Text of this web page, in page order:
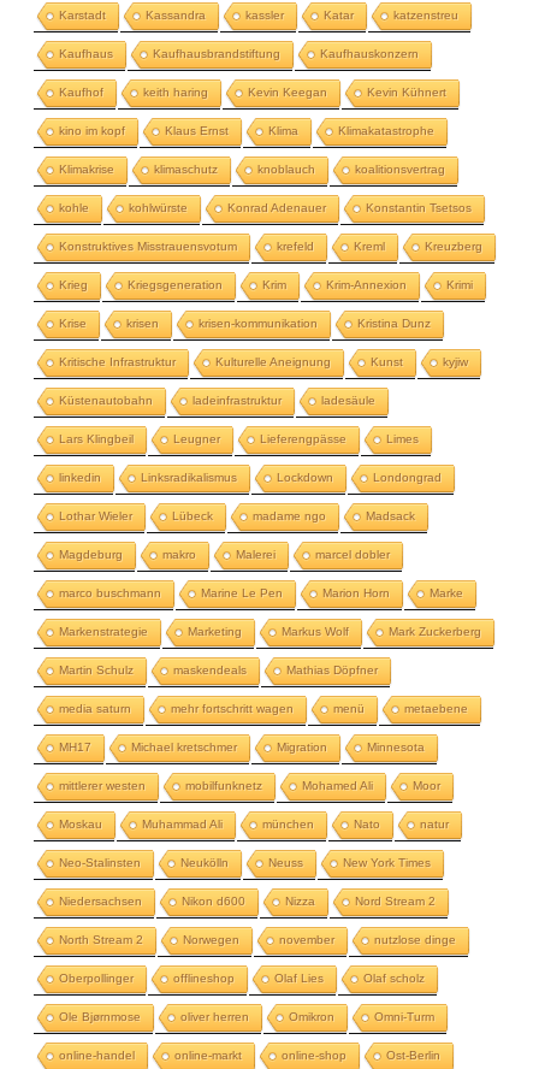
Karstadt Kassandra kassler Katar katzenstreu
Kaufhaus Kaufhausbrandstiftung Kaufhauskonzern
Kaufhof keith haring Kevin Keegan Kevin Kühnert
kino im kopf Klaus Ernst Klima Klimakatastrophe
Klimakrise klimaschutz knoblauch koalitionsvertrag
kohle kohlwürste Konrad Adenauer Konstantin Tsetsos
Konstruktives Misstrauensvotum krefeld Kreml Kreuzberg
Krieg Kriegsgeneration Krim Krim-Annexion Krimi
Krise krisen krisen-kommunikation Kristina Dunz
Kritische Infrastruktur Kulturelle Aneignung Kunst kyjiw
Küstenautobahn ladeinfrastruktur ladesäule
Lars Klingbeil Leugner Lieferengpässe Limes
linkedin Linksradikalismus Lockdown Londongrad
Lothar Wieler Lübeck madame ngo Madsack
Magdeburg makro Malerei marcel dobler
marco buschmann Marine Le Pen Marion Horn Marke
Markenstrategie Marketing Markus Wolf Mark Zuckerberg
Martin Schulz maskendeals Mathias Döpfner
media saturn mehr fortschritt wagen menü metaebene
MH17 Michael kretschmer Migration Minnesota
mittlerer westen mobilfunknetz Mohamed Ali Moor
Moskau Muhammad Ali münchen Nato natur
Neo-Stalinsten Neukölln Neuss New York Times
Niedersachsen Nikon d600 Nizza Nord Stream 2
North Stream 2 Norwegen november nutzlose dinge
Oberpollinger offlineshop Olaf Lies Olaf scholz
Ole Bjørnmose oliver herren Omikron Omni-Turm
online-handel online-markt online-shop Ost-Berlin